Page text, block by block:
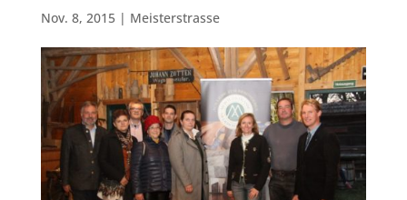
Nov. 8, 2015| Meisterstrasse